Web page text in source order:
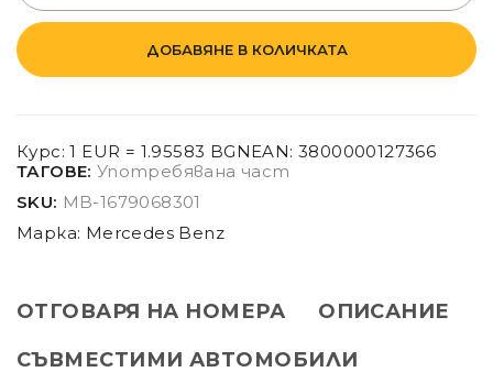
ДОБАВЯНЕ В КОЛИЧКАТА
Курс: 1 EUR = 1.95583 BGNEAN: 3800000127366
ТАГОВЕ: Употребявана част
SKU: MB-1679068301
Марка: Mercedes Benz
ОТГОВАРЯ НА НОМЕРА
ОПИСАНИЕ
СЪВМЕСТИМИ АВТОМОБИЛИ